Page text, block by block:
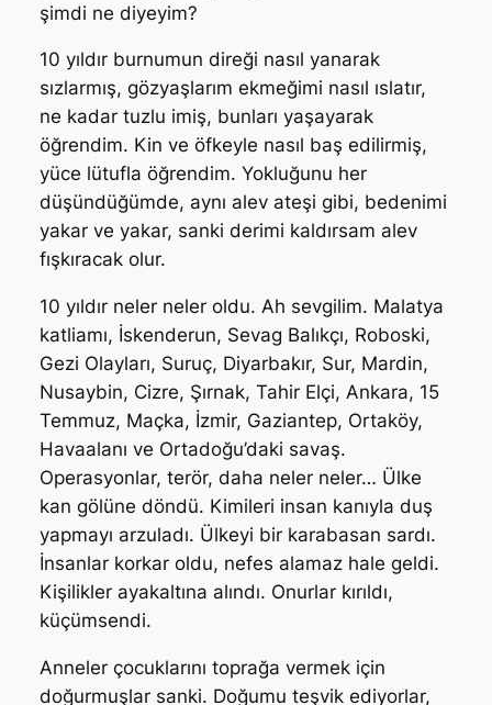
şimdi ne diyeyim?
10 yıldır burnumun direği nasıl yanarak
sızlarmış, gözyaşlarım ekmeğimi nasıl ıslatır,
ne kadar tuzlu imiş, bunları yaşayarak
öğrendim. Kin ve öfkeyle nasıl baş edilirmiş,
yüce lütufla öğrendim. Yokluğunu her
düşündüğümde, aynı alev ateşi gibi, bedenimi
yakar ve yakar, sanki derimi kaldırsam alev
fışkıracak olur.
10 yıldır neler neler oldu. Ah sevgilim. Malatya
katliamı, İskenderun, Sevag Balıkçı, Roboski,
Gezi Olayları, Suruç, Diyarbakır, Sur, Mardin,
Nusaybin, Cizre, Şırnak, Tahir Elçi, Ankara, 15
Temmuz, Maçka, İzmir, Gaziantep, Ortaköy,
Havaalanı ve Ortadoğu’daki savaş.
Operasyonlar, terör, daha neler neler… Ülke
kan gölüne döndü. Kimileri insan kanıyla duş
yapmayı arzuladı. Ülkeyi bir karabasan sardı.
İnsanlar korkar oldu, nefes alamaz hale geldi.
Kişilikler ayakaltına alındı. Onurlar kırıldı,
küçümsendi.
Anneler çocuklarını toprağa vermek için
doğurmuşlar sanki. Doğumu teşvik ediyorlar,